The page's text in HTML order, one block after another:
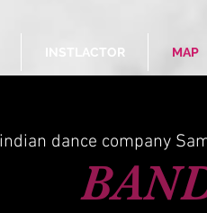
INSTLACTOR MAP
dance company